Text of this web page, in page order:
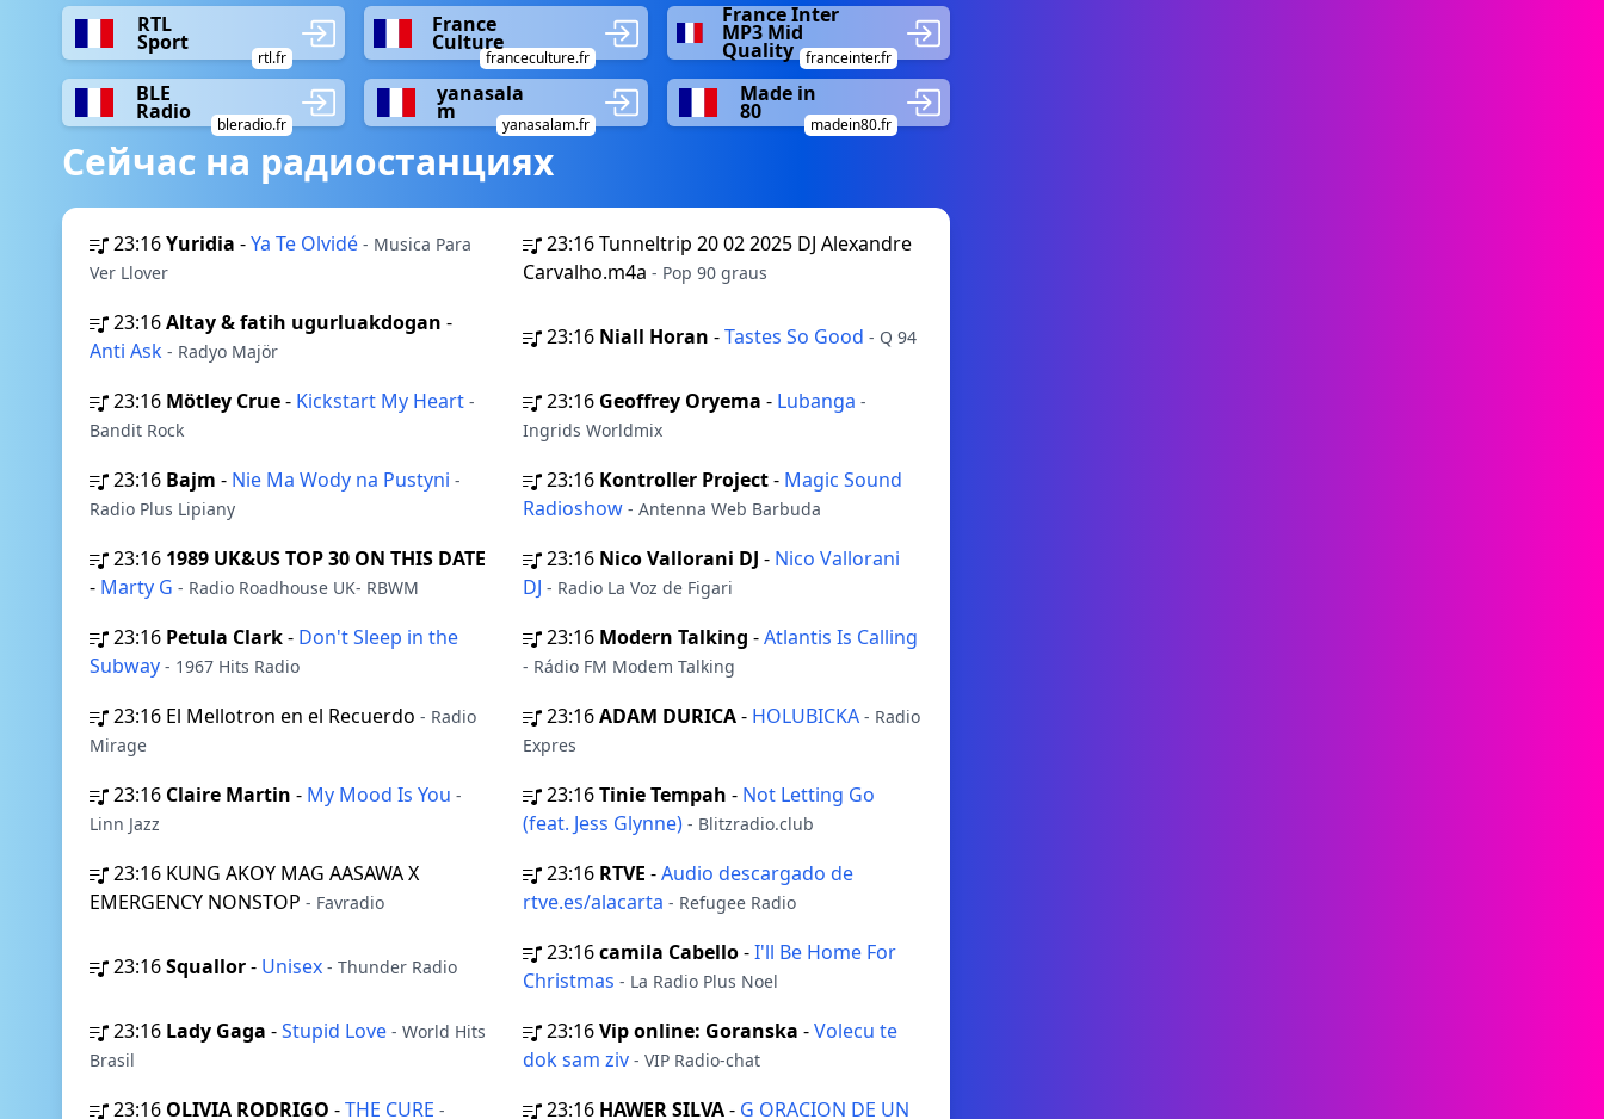
RTL
Sport
rtl.fr
France
Culture
franceculture.fr
France Inter
MP3 Mid
Quality franceinter.fr
BLE
Radio
bleradio.fr
yanasala
m
yanasalam.fr
Made in
80
madein80.fr
Сейчас на радиостанциях
23:16Yuridia -Ya Te Olvidé - Musica Para
Ver Llover
23:16Tunneltrip 20 02 2025 DJ Alexandre
Carvalho.m4a - Pop 90 graus
23:16Altay & fatih ugurluakdogan -
Anti Ask - Radyo Majör
23:16 Niall Horan -Tastes So Good - Q 94
23:16 Mötley Crue- Kickstart My Heart -
Bandit Rock
23:16 Geoffrey Oryema - Lubanga -
Ingrids Worldmix
23:16 Bajm - Nie Ma Wody na Pustyni -
Radio Plus Lipiany
23:16 Kontroller Project- Magic Sound
Radioshow - Antenna Web Barbuda
23:16 1989 UK&US TOP 30 ON THIS DATE
- Marty G - Radio Roadhouse UK- RBWM
23:16 Nico Vallorani DJ - Nico Vallorani
DJ - Radio La Voz de Figari
23:16 Petula Clark- Don't Sleep in the
Subway - 1967 Hits Radio
23:16 Modern Talking -Atlantis Is Calling
- Rádio FM Modem Talking
23:16 El Mellotron en el Recuerdo - Radio
Mirage
23:16ADAM DURICA- HOLUBICKA - Radio
Expres
23:16 Claire Martin - My Mood Is You -
Linn Jazz
23:16Tinie Tempah - Not Letting Go
(feat. Jess Glynne) - Blitzradio.club
23:16 KUNG AKOY MAG AASAWA X
EMERGENCY NONSTOP - Favradio
23:16 RTVE -Audio descargado de
rtve.es/alacarta - Refugee Radio
23:16Squallor- Unisex - Thunder Radio
23:16camila Cabello-I'll Be Home For
Christmas - La Radio Plus Noel
23:16 Lady Gaga -Stupid Love - World Hits
Brasil
23:16Vip online: Goranska -Volecu te
dok sam ziv - VIP Radio-chat
23:16 OLIVIA RODRIGO -THE CURE - 23:16 HAWER SILVA- G ORACION DE UN